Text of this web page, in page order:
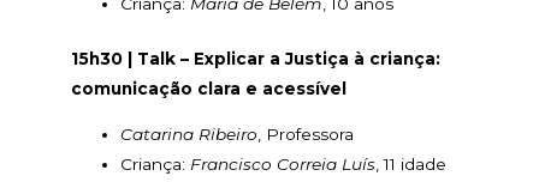
15h30 | Talk – Explicar a Justiça à criança:
comunicação clara e acessível
Catarina Ribeiro, Professora
Criança: Francisco Correia Luís, 11 idade